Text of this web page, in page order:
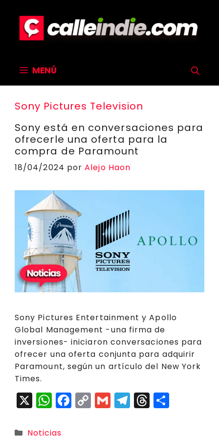
contenido
MENÚ
Sony Pictures Television
Sony está en conversaciones para
ofrecerle una oferta para la
compra de Paramount
18/04/2024 porAlejo Haon
Sony Pictures Entertainment y Apollo
Global Management -una firma de
inversiones- iniciaron conversaciones para
ofrecer una oferta conjunta para adquirir
Paramount, según un artículo del New York
Times.
X W
h
a
F
a
C
o
G
m
T
el
T
h
Categorías
Noticias